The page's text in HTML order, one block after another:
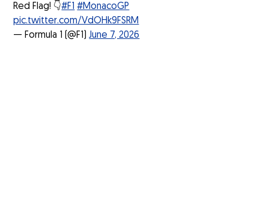
Red Flag! 👇#F1
#MonacoGP
pic.twitter.com/VdOHk9FSRM
— Formula 1 (@F1)June 7, 2026